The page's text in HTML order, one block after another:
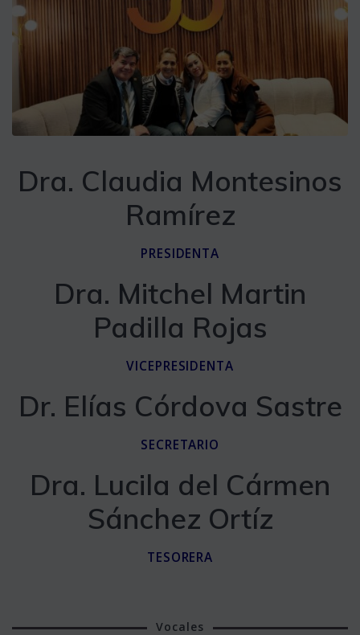
Dra. Claudia Montesinos
Ramírez
PRESIDENTA
Dra. Mitchel Martin
Padilla Rojas
VICEPRESIDENTA
Dr. Elías Córdova Sastre
SECRETARIO
Dra. Lucila del Cármen
Sánchez Ortíz
TESORERA
Vocales